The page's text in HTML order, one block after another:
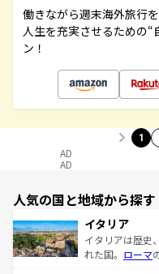
働きながら週末海外旅行
人生を充実させるための
ン！
1
AD
AD
人気の国と地域から探す
イタリア
イタリアは歴史
れた国。 ローマ